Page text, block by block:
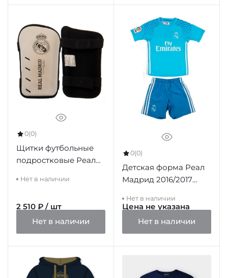
0(0)
Щитки футбольные
подростковые Реал
Нет в наличии
2 510 ₽ / шт
Нет в наличии
0(0)
Детская форма Реал
Мадрид 2016/2017
Нет в наличии
Цена не указана
Нет в наличии